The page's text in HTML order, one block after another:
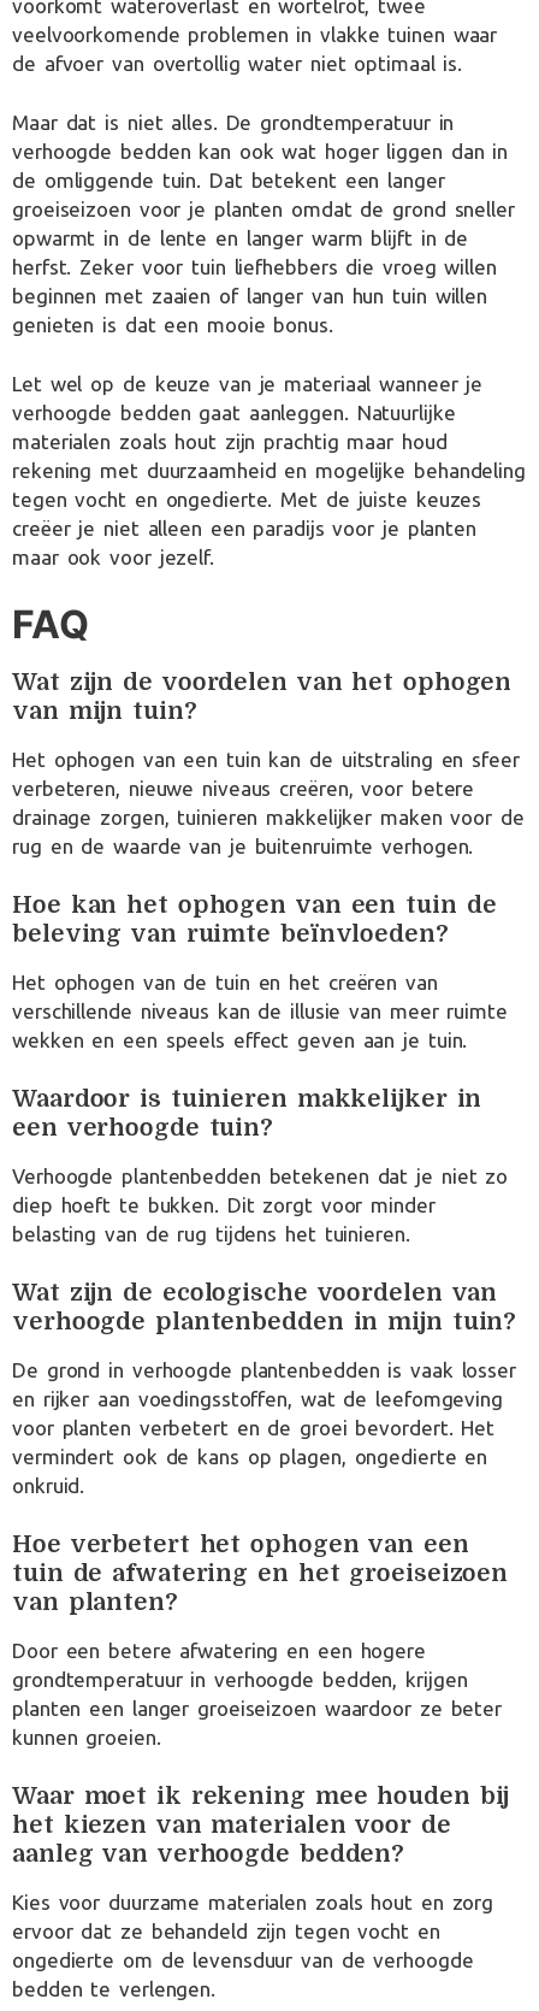
voorkomt wateroverlast en wortelrot, twee
veelvoorkomende problemen in vlakke tuinen waar
de afvoer van overtollig water niet optimaal is.
Maar dat is niet alles. De grondtemperatuur in
verhoogde bedden kan ook wat hoger liggen dan in
de omliggende tuin. Dat betekent een langer
groeiseizoen voor je planten omdat de grond sneller
opwarmt in de lente en langer warm blijft in de
herfst. Zeker voor tuin liefhebbers die vroeg willen
beginnen met zaaien of langer van hun tuin willen
genieten is dat een mooie bonus.
Let wel op de keuze van je materiaal wanneer je
verhoogde bedden gaat aanleggen. Natuurlijke
materialen zoals hout zijn prachtig maar houd
rekening met duurzaamheid en mogelijke behandeling
tegen vocht en ongedierte. Met de juiste keuzes
creëer je niet alleen een paradijs voor je planten
maar ook voor jezelf.
FAQ
Wat zijn de voordelen van het ophogen
van mijn tuin?
Het ophogen van een tuin kan de uitstraling en sfeer
verbeteren, nieuwe niveaus creëren, voor betere
drainage zorgen, tuinieren makkelijker maken voor de
rug en de waarde van je buitenruimte verhogen.
Hoe kan het ophogen van een tuin de
beleving van ruimte beïnvloeden?
Het ophogen van de tuin en het creëren van
verschillende niveaus kan de illusie van meer ruimte
wekken en een speels effect geven aan je tuin.
Waardoor is tuinieren makkelijker in
een verhoogde tuin?
Verhoogde plantenbedden betekenen dat je niet zo
diep hoeft te bukken. Dit zorgt voor minder
belasting van de rug tijdens het tuinieren.
Wat zijn de ecologische voordelen van
verhoogde plantenbedden in mijn tuin?
De grond in verhoogde plantenbedden is vaak losser
en rijker aan voedingsstoffen, wat de leefomgeving
voor planten verbetert en de groei bevordert. Het
vermindert ook de kans op plagen, ongedierte en
onkruid.
Hoe verbetert het ophogen van een
tuin de afwatering en het groeiseizoen
van planten?
Door een betere afwatering en een hogere
grondtemperatuur in verhoogde bedden, krijgen
planten een langer groeiseizoen waardoor ze beter
kunnen groeien.
Waar moet ik rekening mee houden bij
het kiezen van materialen voor de
aanleg van verhoogde bedden?
Kies voor duurzame materialen zoals hout en zorg
ervoor dat ze behandeld zijn tegen vocht en
ongedierte om de levensduur van de verhoogde
bedden te verlengen.